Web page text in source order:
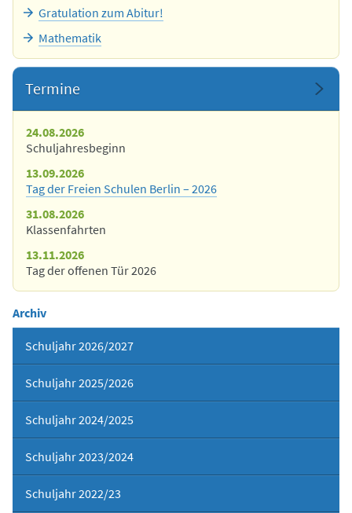
Gratulation zum Abitur!
Mathematik
Termine
24.08.2026
Schuljahresbeginn
13.09.2026
Tag der Freien Schulen Berlin – 2026
31.08.2026
Klassenfahrten
13.11.2026
Tag der offenen Tür 2026
Archiv
Schuljahr 2026/2027
Schuljahr 2025/2026
Schuljahr 2024/2025
Schuljahr 2023/2024
Schuljahr 2022/23